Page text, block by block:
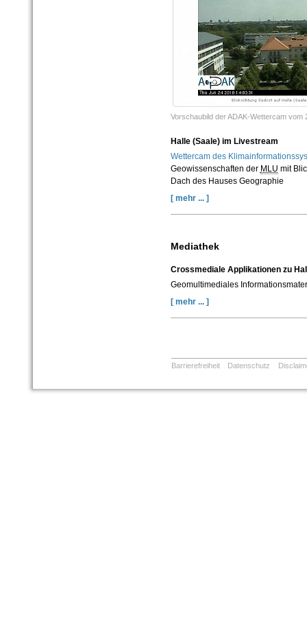
Vorschaubild der ADAK-Wettercam vom
Halle (Saale) im Livestream
Wettercam des
Geowissenschaften der MLU mit
Dach des Hauses Geographie
[ mehr ... ]
Mediathek
Crossmediale Applikationen zu
Geomultimediales
[ mehr ... ]
Barrierefreiheit Datenschutz